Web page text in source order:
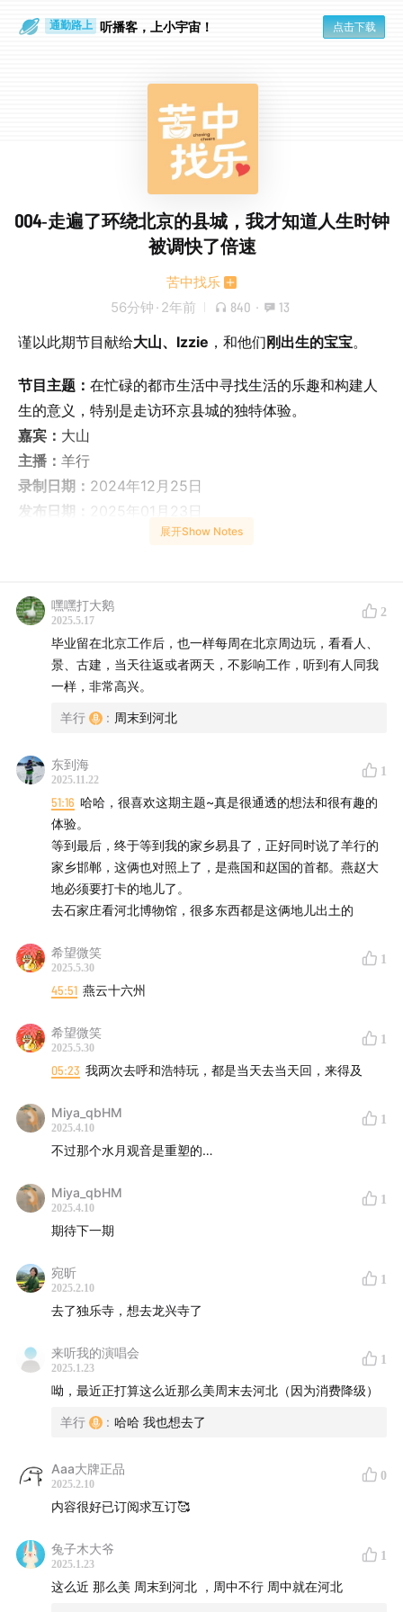
通勤路上 听播客，上小宇宙！ 点击下载
004-走遍了环绕北京的县城，我才知道人生时钟
被调快了倍速
苦中找乐
56分钟 · 2年前 840 · 13
谨以此期节目献给大山、Izzie ，和他们刚出生的宝宝。
节目主题： 在忙碌的都市生活中寻找生活的乐趣和构建人
生的意义，特别是走访环京县城的独特体验。
嘉宾： 大山
主播： 羊行
录制日期： 2024年12月25日
发布日期： 2025年01月23日
经历，强调在忙碌的打工生活中寻找兴趣和体验生活的重
要性。大山，一名85后北漂，通过走访北京周边县城，记
录下见闻感受，展示了北京打工人如何在工作之余发现生
活之美。
探索北京周边：
一位在北京生活近20年的南方人，通过与他人分享的经
历，激发了对北京周边地区进行探索的兴趣。起初，他因
对呼和浩特的访问而意外发现其与北京的距离并不遥远，
从而引发了对北京周边城市环境、风貌和风土人情的深度
探索兴趣。通过一篇关于中国国家地理的文章，他意识到
自己对北方城市了解甚少，决定制定计划去探访北京周边
北城市了解不多的遗憾，体现了双方对探索北京周边地区
多样性的共同兴趣。
从北京出发的地理与文化之旅对话中，嘉宾分享了他对河
北地区地理地貌、人文特色的亲身探索经历。从北京出
定等地，深刻体验了河北丰富的地理形态和历史文化。他
特别强调了河北与北京的紧密联系，以及京津冀地区的地
地理环境。通过探索涿州和蓟县，他展现了北京平原与山
地的分界，以及这一区域作为农耕与游牧文化分界点的特
反映了他对地理探索和文化发现的热情。
展开Show Notes
嘿嘿打大鹅
2025.5.17
2
毕业留在北京工作后，也一样每周在北京周边玩，看看人、
景、古建，当天往返或者两天，不影响工作，听到有人同我
一样，非常高兴。
羊行 : 周末到河北
东到海
2025.11.22
1
51:16 哈哈，很喜欢这期主题~真是很通透的想法和很有趣的
体验。
等到最后，终于等到我的家乡易县了，正好同时说了羊行的
家乡邯郸，这俩也对照上了，是燕国和赵国的首都。燕赵大
地必须要打卡的地儿了。
去石家庄看河北博物馆，很多东西都是这俩地儿出土的
希望微笑
2025.5.30
1
45:51 燕云十六州
希望微笑
2025.5.30
1
05:23 我两次去呼和浩特玩，都是当天去当天回，来得及
Miya_qbHM
2025.4.10
1
不过那个水月观音是重塑的…
Miya_qbHM
2025.4.10
1
期待下一期
宛昕
2025.2.10
1
去了独乐寺，想去龙兴寺了
来听我的演唱会
2025.1.23
1
呦，最近正打算这么近那么美周末去河北（因为消费降级）
羊行 : 哈哈 我也想去了
Aaa大牌正品
2025.2.10
0
内容很好已订阅求互订🥰
兔子木大爷
2025.1.23
1
这么近 那么美 周末到河北 ，周中不行 周中就在河北